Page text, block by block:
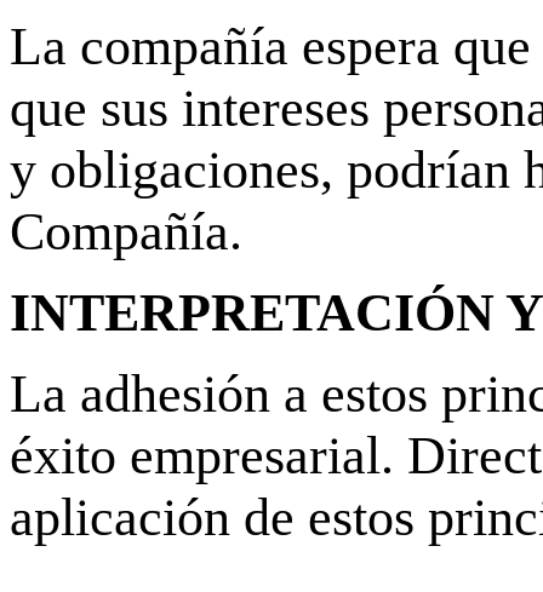
La compañía espera
que sus intereses
y obligaciones, podrían
Compañía.
INTERPRETACIÓN
La adhesión a estos
éxito empresarial.
aplicación de estos